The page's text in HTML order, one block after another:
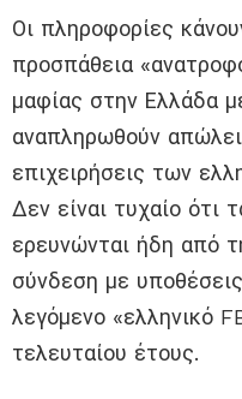
Οι πληροφορίες
προσπάθεια
μαφίας στην Ελλάδα
αναπληρωθούν
επιχειρήσεις των
Δεν είναι τυχαίο ότι
ερευνώνται ήδη από
σύνδεση με
λεγόμενο «ελληνικό
τελευταίου έτους.